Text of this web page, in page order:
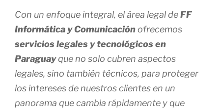
Con un enfoque integral, el área legal deFF
Informática y Comunicaciónofrecemos
servicios legales y tecnológicos en
Paraguayque no solo cubren aspectos
legales, sino también técnicos, para proteger
los intereses de nuestros clientes en un
panorama que cambia rápidamente y que